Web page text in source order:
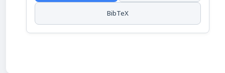
BibTeX